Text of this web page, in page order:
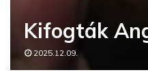
Kifogták
2025.12.09.